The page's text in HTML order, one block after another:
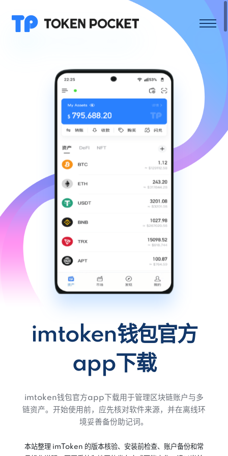
imtoken钱包官方
app下载
imtoken钱包官方app下载用于管理区块链账户与多
链资产。开始使用前，应先核对软件来源，并在离线环
境妥善备份助记词。
本站整理 imToken 的版本核验、安装前检查、账户备份和常